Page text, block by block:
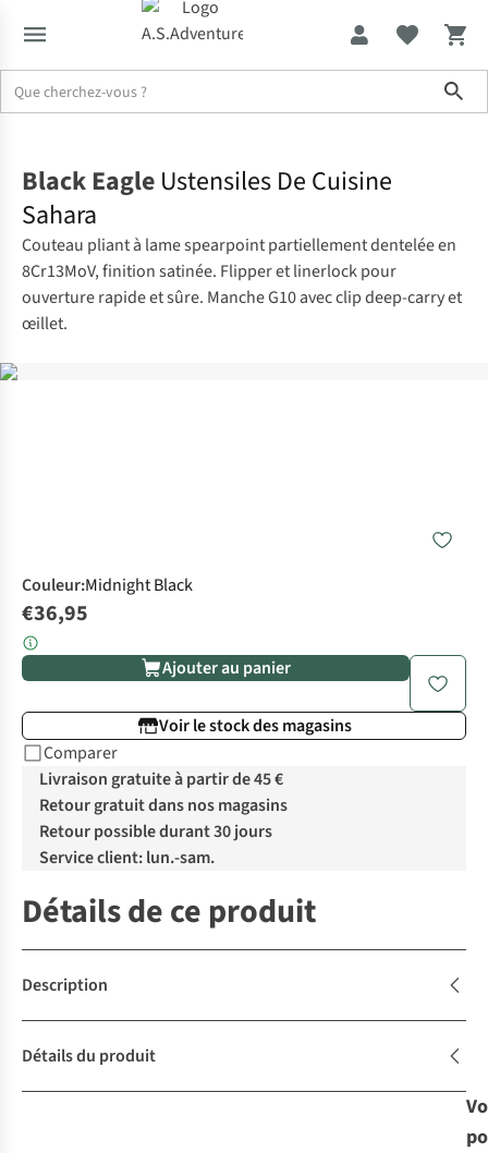
Black Eagle Ustensiles De Cuisine
Sahara
Couteau pliant à lame spearpoint partiellement dentelée en
8Cr13MoV, finition satinée. Flipper et linerlock pour
ouverture rapide et sûre. Manche G10 avec clip deep-carry et
œillet.
Couleur:Midnight Black
€36,95
Ajouter au panier
Voir le stock des magasins
Comparer
Livraison gratuite à partir de 45 €
Retour gratuit dans nos magasins
Retour possible durant 30 jours
Service client: lun.-sam.
Détails de ce produit
Description
Détails du produit